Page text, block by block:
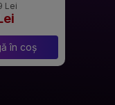
Lei
în coș